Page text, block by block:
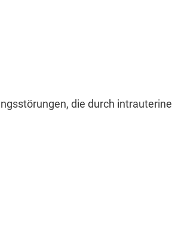
die durch intrauterine